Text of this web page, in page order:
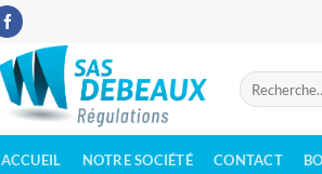
Recherche
pour :
ACCUEIL NOTRE SOCIÉTÉ CONTACT